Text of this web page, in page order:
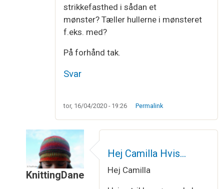
strikkefasthed i sådan et
mønster? Tæller hullerne i mønsteret
f.eks. med?
På forhånd tak.
Svar
tor, 16/04/2020 - 19:26 Permalink
KnittingDane
Hej Camilla Hvis…
Hej Camilla